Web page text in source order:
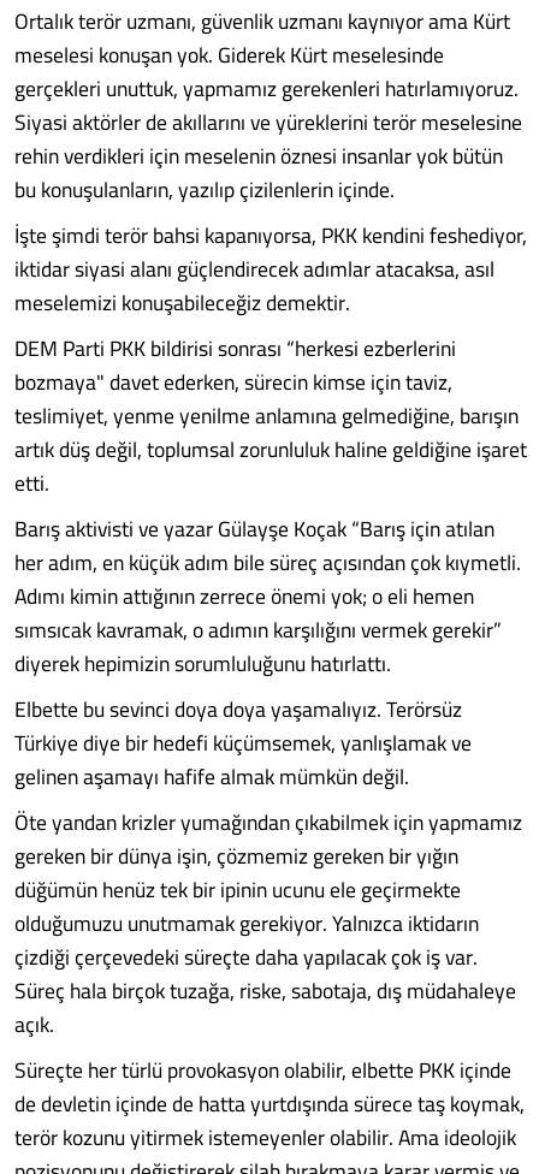
Ortalık terör uzmanı, güvenlik uzmanı kaynıyor ama Kürt
meselesi konuşan yok. Giderek Kürt meselesinde
gerçekleri unuttuk, yapmamız gerekenleri hatırlamıyoruz.
Siyasi aktörler de akıllarını ve yüreklerini terör meselesine
rehin verdikleri için meselenin öznesi insanlar yok bütün
bu konuşulanların, yazılıp çizilenlerin içinde.
İşte şimdi terör bahsi kapanıyorsa, PKK kendini feshediyor,
iktidar siyasi alanı güçlendirecek adımlar atacaksa, asıl
meselemizi konuşabileceğiz demektir.
DEM Parti PKK bildirisi sonrası “herkesi ezberlerini
bozmaya" davet ederken, sürecin kimse için taviz,
teslimiyet, yenme yenilme anlamına gelmediğine, barışın
artık düş değil, toplumsal zorunluluk haline geldiğine işaret
etti.
Barış aktivisti ve yazar Gülayşe Koçak “Barış için atılan
her adım, en küçük adım bile süreç açısından çok kıymetli.
Adımı kimin attığının zerrece önemi yok; o eli hemen
sımsıcak kavramak, o adımın karşılığını vermek gerekir”
diyerek hepimizin sorumluluğunu hatırlattı.
Elbette bu sevinci doya doya yaşamalıyız. Terörsüz
Türkiye diye bir hedefi küçümsemek, yanlışlamak ve
gelinen aşamayı hafife almak mümkün değil.
Öte yandan krizler yumağından çıkabilmek için yapmamız
gereken bir dünya işin, çözmemiz gereken bir yığın
düğümün henüz tek bir ipinin ucunu ele geçirmekte
olduğumuzu unutmamak gerekiyor. Yalnızca iktidarın
çizdiği çerçevedeki süreçte daha yapılacak çok iş var.
Süreç hala birçok tuzağa, riske, sabotaja, dış müdahaleye
açık.
Süreçte her türlü provokasyon olabilir, elbette PKK içinde
de devletin içinde de hatta yurtdışında sürece taş koymak,
terör kozunu yitirmek istemeyenler olabilir. Ama ideolojik